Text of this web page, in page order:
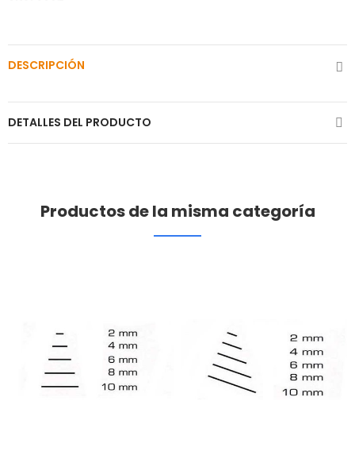
DESCRIPCIÓN
DETALLES DEL PRODUCTO
Productos de la misma categoría